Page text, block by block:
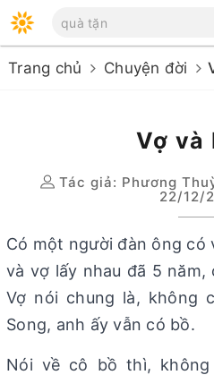
Trang chủ Chuyện đời
Vợ và
Tác giả: Phương
22/12/
Có một người đàn ông có
và vợ lấy nhau đã 5
Vợ nói chung là, không
Song, anh ấy vẫn có bồ.
Nói về cô bồ thì,